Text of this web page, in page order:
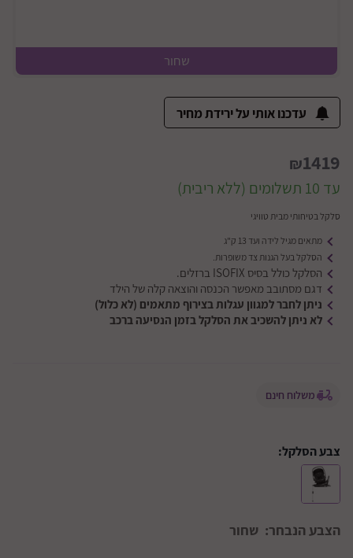
שחור
עדכנו אותי על ירידת מחיר
₪1419
עד 10 תשלומים (ללא ריבית)
סלקל בטיחותי מבית טוויגי
מתאים מגיל לידה ועד 13 ק"ג
הסלקל בעל הגנות צד משופרות.
הסלקל כולל בסיס ISOFIX ברזלים.
דגם מסתובב מאפשר הכנסה והוצאה קלה של הילד
ניתן לחבר למגוון עגלות בצירוף מתאמים (לא כלול)
לא ניתן להשכיב את הסלקל בזמן הנסיעה ברכב
משלוח חינם
צבע הסלקל:
הצבע הנבחר: שחור